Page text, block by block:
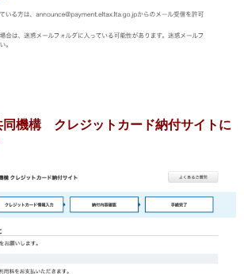
同機構 クレジットカード納付サイトに